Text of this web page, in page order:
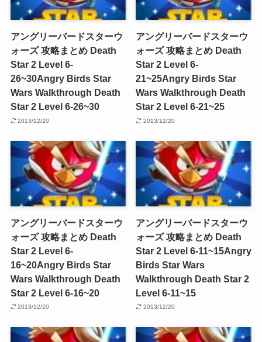
アングリーバードスターウ
ォーズ 攻略まとめ Death
Star 2 Level 6-
26~30Angry Birds Star
Wars Walkthrough Death
Star 2 Level 6-26~30
2013/12/20
アングリーバードスターウ
ォーズ 攻略まとめ Death
Star 2 Level 6-
21~25Angry Birds Star
Wars Walkthrough Death
Star 2 Level 6-21~25
2013/12/20
アングリーバードスターウ
ォーズ 攻略まとめ Death
Star 2 Level 6-
16~20Angry Birds Star
Wars Walkthrough Death
Star 2 Level 6-16~20
2013/12/20
アングリーバードスターウ
ォーズ 攻略まとめ Death
Star 2 Level 6-11~15Angry
Birds Star Wars
Walkthrough Death Star 2
Level 6-11~15
2013/12/20